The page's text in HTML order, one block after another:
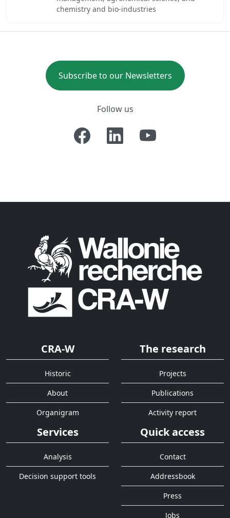
chemistry and bio-industries
Subscribe to our Newsletters
Follow us
CRA-W
Historic
About
Organigram
The research
Projects
Publications
Activity report
Services
Analysis
Decision support tools
Quick access
Contact
Addressbook
Press
Jobs